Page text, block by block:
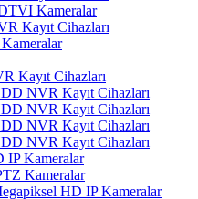
Kameralar
Kayıt Cihazları
Kayıt Cihazları
NVR Kayıt Cihazları
NVR Kayıt Cihazları
NVR Kayıt Cihazları
NVR Kayıt Cihazları
Kameralar
Kameralar
HD IP Kameralar